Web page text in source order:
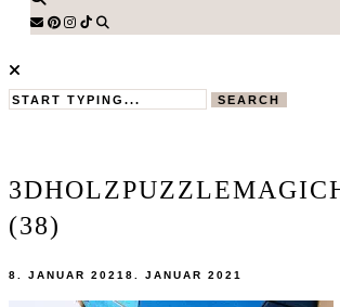
SEARCH
(38)
8. JANUAR 2021 8. JANUAR 2021